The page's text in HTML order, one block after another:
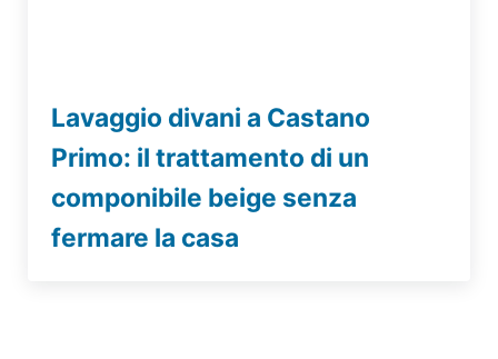
Lavaggio divani a Castano
Primo: il trattamento di un
componibile beige senza
fermare la casa